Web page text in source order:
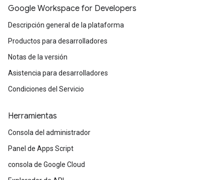
Google Workspace for Developers
Descripción general de la plataforma
Productos para desarrolladores
Notas de la versión
Asistencia para desarrolladores
Condiciones del Servicio
Herramientas
Consola del administrador
Panel de Apps Script
consola de Google Cloud